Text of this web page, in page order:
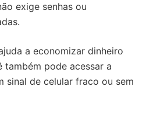
exige senhas ou
a economizar dinheiro
também pode acessar a
sinal de celular fraco ou sem